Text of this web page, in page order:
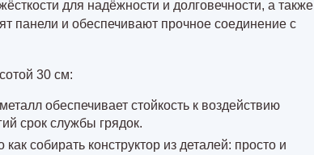
для надёжности и долговечности, а также
панели и обеспечивают прочное соединение с
30 см:
обеспечивает стойкость к воздействию
срок службы грядок.
собирать конструктор из деталей: просто и